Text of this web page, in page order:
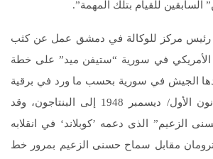
السابقين للقيام بتلك المهمة”.
رئيس مركز للوكالة في دمشق عمل عن كثب
في سورية “ستيفن ميد” على خطة
الجيش في سورية بحسب ما ورد في برقية
بعث بها ’ميد‘ في كانون الأول/ ديسمبر 1948 إلى البنتاجون، وقد
الزعيم” الذى دعمه ’كوبلاند‘ في انقلابه
مقابل سماح حسنى الزعيم بمرور خط